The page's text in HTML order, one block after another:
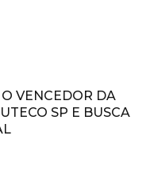
VENCEDOR DA
SP E BUSCA